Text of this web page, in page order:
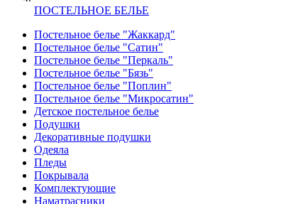
ПОСТЕЛЬНОЕ БЕЛЬЕ
Постельное белье "Жаккард"
Постельное белье "Сатин"
Постельное белье "Перкаль"
Постельное белье "Бязь"
Постельное белье "Поплин"
Постельное белье "Микросатин"
Детское постельное белье
Подушки
Декоративные подушки
Одеяла
Пледы
Покрывала
Комплектующие
Наматрасники